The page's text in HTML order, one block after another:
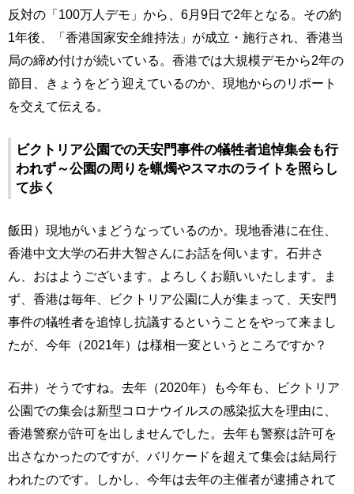
反対の「100万人デモ」から、6月9日で2年となる。その約
1年後、「香港国家安全維持法」が成立・施行され、香港当
局の締め付けが続いている。香港では大規模デモから2年の
節目、きょうをどう迎えているのか、現地からのリポート
を交えて伝える。
ビクトリア公園での天安門事件の犠牲者追悼集会も行
われず～公園の周りを蝋燭やスマホのライトを照らし
て歩く
飯田）現地がいまどうなっているのか。現地香港に在住、
香港中文大学の石井大智さんにお話を伺います。石井さ
ん、おはようございます。よろしくお願いいたします。ま
ず、香港は毎年、ビクトリア公園に人が集まって、天安門
事件の犠牲者を追悼し抗議するということをやって来まし
たが、今年（2021年）は様相一変というところですか？
石井）そうですね。去年（2020年）も今年も、ビクトリア
公園での集会は新型コロナウイルスの感染拡大を理由に、
香港警察が許可を出しませんでした。去年も警察は許可を
出さなかったのですが、バリケードを超えて集会は結局行
われたのです。しかし、今年は去年の主催者が逮捕されて